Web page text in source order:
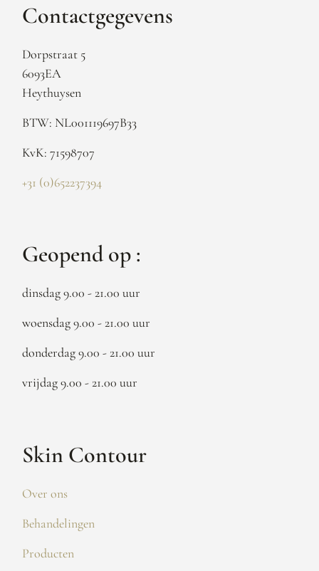
Contactgegevens
Dorpstraat 5
6093EA
Heythuysen
BTW: NL001119697B33
KvK: 71598707
+31 (0)652237394
Geopend op :
dinsdag 9.00 - 21.00 uur
woensdag 9.00 - 21.00 uur
donderdag 9.00 - 21.00 uur
vrijdag 9.00 - 21.00 uur
Skin Contour
Over ons
Behandelingen
Producten